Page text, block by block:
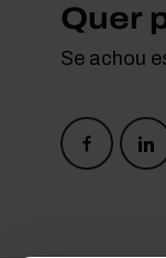
Quer
Se achou